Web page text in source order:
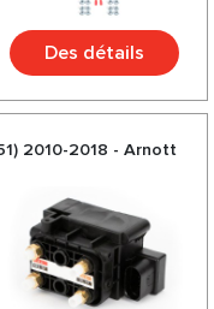
Des détails
2010-2018 - Arnott